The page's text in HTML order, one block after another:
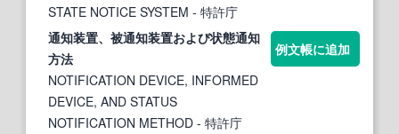
STATE NOTICE SYSTEM - 特許庁
通知装置、被通知装置および状態通知
方法
NOTIFICATION DEVICE, INFORMED
DEVICE, AND STATUS
NOTIFICATION METHOD - 特許庁
例文帳に追加